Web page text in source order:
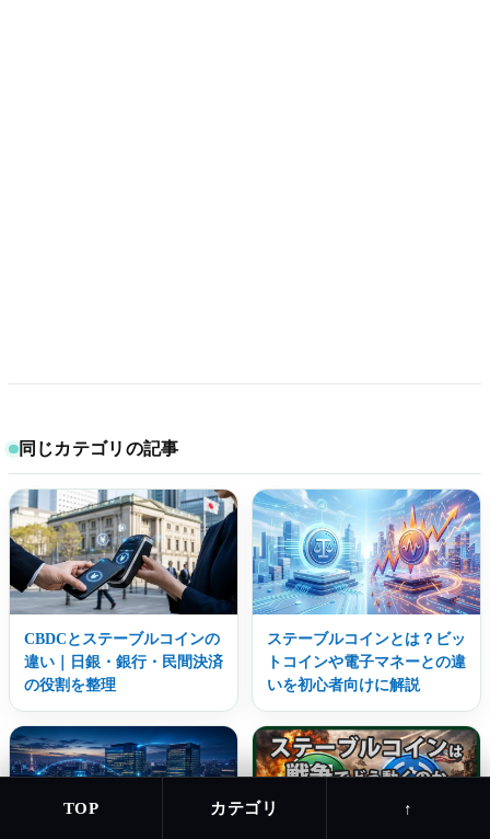
TOP カテゴリ ↑
同じカテゴリの記事
CBDCとステーブルコインの
違い｜日銀・銀行・民間決済
の役割を整理
ステーブルコインとは？ビッ
トコインや電子マネーとの違
いを初心者向けに解説